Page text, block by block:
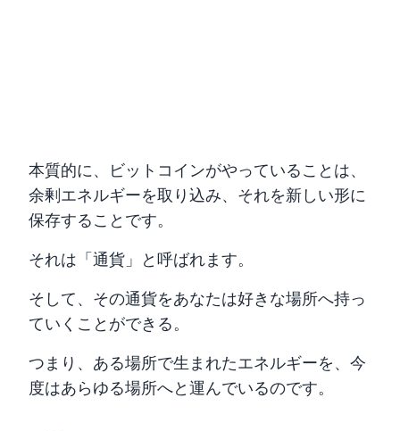
本質的に、ビットコインがやっていることは、
余剰エネルギーを取り込み、それを新しい形に
保存することです。
それは「通貨」と呼ばれます。
そして、その通貨をあなたは好きな場所へ持っ
ていくことができる。
つまり、ある場所で生まれたエネルギーを、今
度はあらゆる場所へと運んでいるのです。